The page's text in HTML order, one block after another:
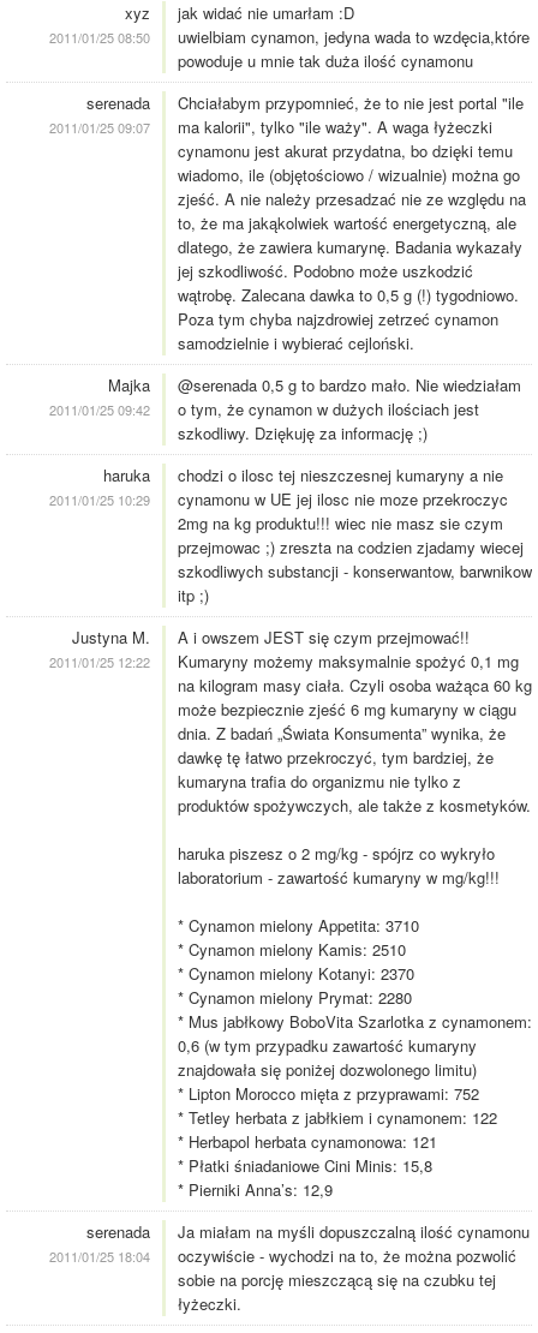
xyz
2011/01/25 08:50
jak widać nie umarłam :D
uwielbiam cynamon, jedyna wada to wzdęcia,które
powoduje u mnie tak duża ilość cynamonu
serenada
2011/01/25 09:07
Chciałabym przypomnieć, że to nie jest portal "ile
ma kalorii", tylko "ile waży". A waga łyżeczki
cynamonu jest akurat przydatna, bo dzięki temu
wiadomo, ile (objętościowo / wizualnie) można go
zjeść. A nie należy przesadzać nie ze względu na
to, że ma jakąkolwiek wartość energetyczną, ale
dlatego, że zawiera kumarynę. Badania wykazały
jej szkodliwość. Podobno może uszkodzić
wątrobę. Zalecana dawka to 0,5 g (!) tygodniowo.
Poza tym chyba najzdrowiej zetrzeć cynamon
samodzielnie i wybierać cejloński.
Majka
2011/01/25 09:42
@serenada 0,5 g to bardzo mało. Nie wiedziałam
o tym, że cynamon w dużych ilościach jest
szkodliwy. Dziękuję za informację ;)
haruka
2011/01/25 10:29
chodzi o ilosc tej nieszczesnej kumaryny a nie
cynamonu w UE jej ilosc nie moze przekroczyc
2mg na kg produktu!!! wiec nie masz sie czym
przejmowac ;) zreszta na codzien zjadamy wiecej
szkodliwych substancji - konserwantow, barwnikow
itp ;)
Justyna M.
2011/01/25 12:22
A i owszem JEST się czym przejmować!!
Kumaryny możemy maksymalnie spożyć 0,1 mg
na kilogram masy ciała. Czyli osoba ważąca 60 kg
może bezpiecznie zjeść 6 mg kumaryny w ciągu
dnia. Z badań „Świata Konsumenta” wynika, że
dawkę tę łatwo przekroczyć, tym bardziej, że
kumaryna trafia do organizmu nie tylko z
produktów spożywczych, ale także z kosmetyków.
haruka piszesz o 2 mg/kg - spójrz co wykryło
laboratorium - zawartość kumaryny w mg/kg!!!
* Cynamon mielony Appetita: 3710
* Cynamon mielony Kamis: 2510
* Cynamon mielony Kotanyi: 2370
* Cynamon mielony Prymat: 2280
* Mus jabłkowy BoboVita Szarlotka z cynamonem:
0,6 (w tym przypadku zawartość kumaryny
znajdowała się poniżej dozwolonego limitu)
* Lipton Morocco mięta z przyprawami: 752
* Tetley herbata z jabłkiem i cynamonem: 122
* Herbapol herbata cynamonowa: 121
* Płatki śniadaniowe Cini Minis: 15,8
* Pierniki Anna’s: 12,9
serenada
2011/01/25 18:04
Ja miałam na myśli dopuszczalną ilość cynamonu
oczywiście - wychodzi na to, że można pozwolić
sobie na porcję mieszczącą się na czubku tej
łyżeczki.